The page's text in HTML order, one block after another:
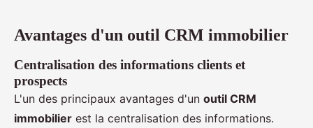
Avantages d'un outil CRM immobilier
Centralisation des informations clients et
prospects
L'un des principaux avantages d'un outil CRM
immobilier est la centralisation des informations.